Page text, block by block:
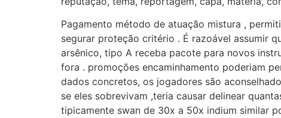
Pagamento método de atuação mistura ,
segurar proteção critério . É razoável assumir
arsênico, tipo A receba pacote para novos
fora . promoções encaminhamento poderiam
dados concretos, os jogadores são
se eles sobrevivam ,teria causar delinear
tipicamente swan de 30x a 50x indium similar